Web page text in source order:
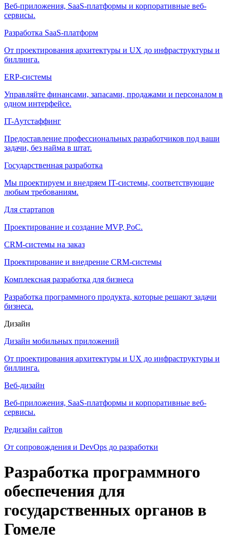
Веб-приложения, SaaS-платформы и корпоративные веб-
сервисы.
Разработка SaaS-платформ
От проектирования архитектуры и UX до инфраструктуры и
биллинга.
ERP-системы
Управляйте финансами, запасами, продажами и персоналом в
одном интерфейсе.
IT-Аутстаффинг
Предоставление профессиональных разработчиков под ваши
задачи, без найма в штат.
Государственная разработка
Мы проектируем и внедряем IT-системы, соответствующие
любым требованиям.
Для стартапов
Проектирование и создание MVP, PoC.
CRM-системы на заказ
Проектирование и внедрение CRM-системы
Комплексная разработка для бизнеса
Разработка программного продукта, которые решают задачи
бизнеса.
Дизайн
Дизайн мобильных приложений
От проектирования архитектуры и UX до инфраструктуры и
биллинга.
Веб-дизайн
Веб-приложения, SaaS-платформы и корпоративные веб-
сервисы.
Редизайн сайтов
От сопровождения и DevOps до разработки
Разработка программного
обеспечения для
государственных органов в
Гомеле